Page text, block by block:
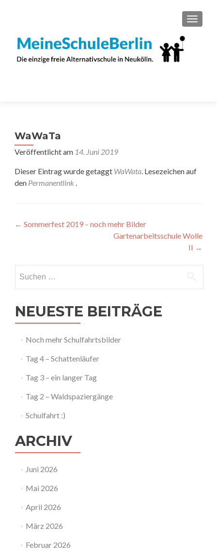
WaWaTa
Veröffentlicht am 14. Juni 2019
Dieser Eintrag wurde getaggt WaWata. Lesezeichen auf
den Permanentlink .
Artikel-
← Sommerfest 2019 – noch mehr Bilder
Gartenarbeitsschule Wolle
II →
nach:
NEUESTE BEITRÄGE
Noch mehr Schulfahrtsbilder
Tag 4 – Schattenläufer
Tag 3 – ein langer Tag
Tag 2 – Waldspaziergänge
Schulfahrt :)
ARCHIV
Juni 2026
Mai 2026
April 2026
März 2026
Februar 2026